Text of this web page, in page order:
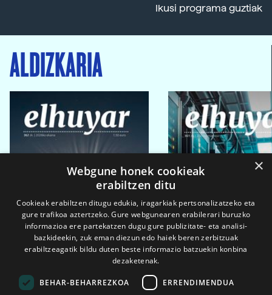
Ikusi programa guztiak
ALDIZKARIA
×
Webgune honek cookieak
erabiltzen ditu
Cookieak erabiltzen ditugu edukia, iragarkiak pertsonalizatzeko eta
gure trafikoa aztertzeko. Gure webgunearen erabilerari buruzko
informazioa ere partekatzen dugu gure publizitate- eta analisi-
bazkideekin, zuk eman diezun edo haiek beren zerbitzuak
erabiltzeagatik bildu duten beste informazio batzuekin konbina
dezaketenak.
BEHAR-BEHARREZKOA ERRENDIMENDUA